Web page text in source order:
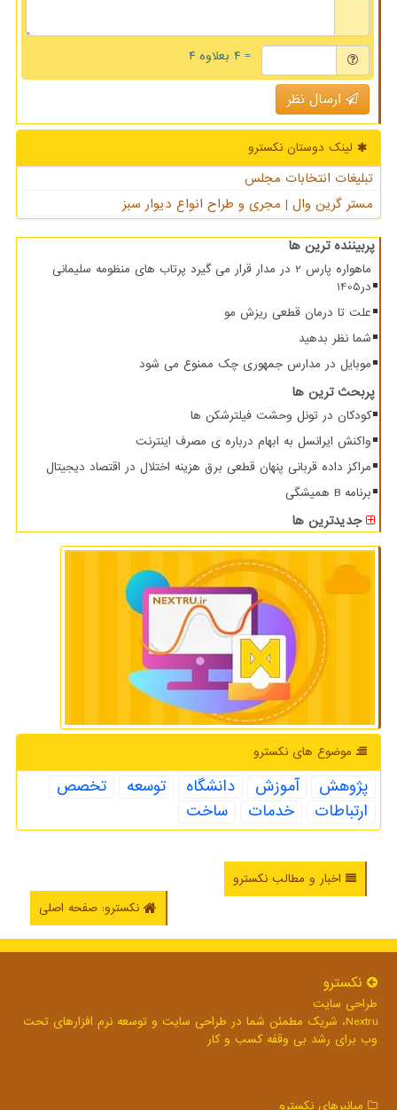
= ۴ بعلاوه ۴
ارسال نظر
لینک دوستان نكسترو
تبلیغات انتخابات مجلس
مستر گرین وال | مجری و طراح انواع دیوار سبز
پربیننده ترین ها
ماهواره پارس 2 در مدار قرار می گیرد پرتاب های منظومه سلیمانی
در1405
علت تا درمان قطعی ریزش مو
شما نظر بدهید
موبایل در مدارس جمهوری چک ممنوع می شود
پربحث ترین ها
کودکان در تونل وحشت فیلترشکن ها
واکنش ایرانسل به ابهام درباره ی مصرف اینترنت
مراکز داده قربانی پنهان قطعی برق هزینه اختلال در اقتصاد دیجیتال
برنامه B همیشگی
جدیدترین ها
موضوع های نكسترو
پژوهش آموزش دانشگاه توسعه
تخصص
ارتباطات
خدمات ساخت
اخبار و مطالب نکسترو
نکسترو: صفحه اصلی
نكسترو
طراحی سایت
Nextru، شریک مطمئن شما در طراحی سایت و توسعه نرم افزارهای تحت
وب برای رشد بی وقفه کسب و کار
میانبرهای نكسترو